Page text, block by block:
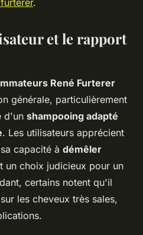
.
et le rapport
René Furterer
générale, particulièrement
d'un shampooing adapté
. Les utilisateurs apprécient
capacité à démêler
un choix judicieux pour un
certains notent qu'il
les cheveux très sales,